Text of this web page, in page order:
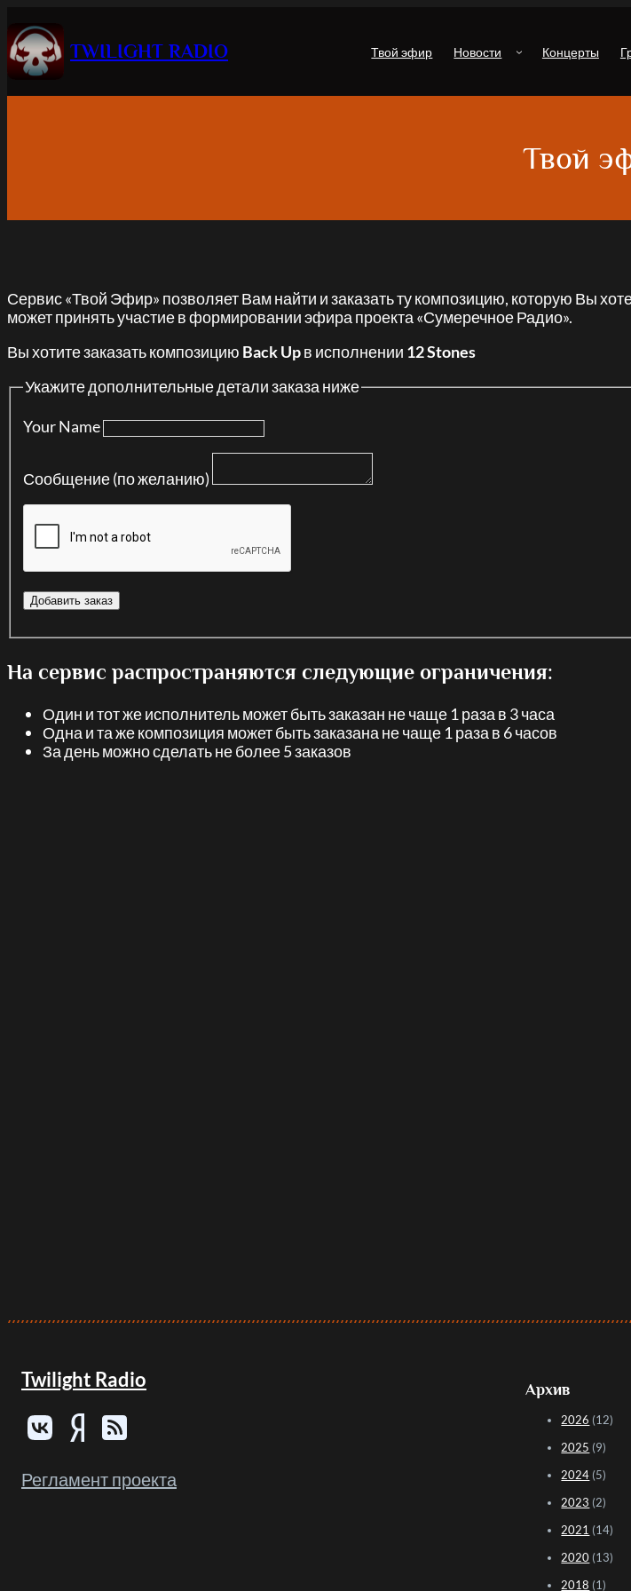
к
содержимому
TWILIGHT RADIO Твой эфир Новости Концерты
Твой
Сервис «Твой Эфир» позволяет Вам найти и заказать ту композицию, которую Вы
может принять участие в формировании эфира проекта «Сумеречное Радио».
Вы хотите заказать композицию Back Upв исполнении 12 Stones
Укажите дополнительные детали заказа ниже
Your Name
Сообщение (по желанию)
На сервис распространяются следующие ограничения:
Один и тот же исполнитель может быть заказан не чаще 1 раза в 3 часа
Одна и та же композиция может быть заказана не чаще 1 раза в 6 часов
За день можно сделать не более 5 заказов
Twilight Radio
Регламент проекта
Архив
2026 (12)
2025 (9)
2024 (5)
2023 (2)
2021 (14)
2020 (13)
2018 (1)